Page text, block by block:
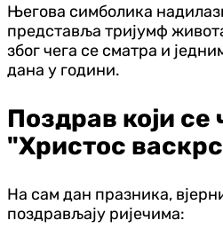
Његова симболика
представља тријумф
због чега се сматра и
дана у години.
Поздрав који се
"Христос
На сам дан празника,
поздрављају ријечима: